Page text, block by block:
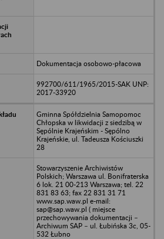
Dokumentacja osobowo-płacowa
992700/611/1965/2015-SAK UNP:
2017-33920
Gminna Spółdzielnia Samopomoc
Chłopska w likwidacji z siedzibą w
Sępólnie Krajeńskim - Sępólno
Krajeńskie, ul. Tadeusza Kościuszki
28
Stowarzyszenie Archiwistów
Polskich; Warszawa ul. Bonifraterska
6 lok. 21 00-213 Warszawa; tel. 22
831 83 63; fax 22 831 31 71
www.sap.waw.pl e-mail:
sap@sap.waw.pl ( miejsce
przechowywania dokumentacji –
Archiwum SAP – ul. Łubińska 3c, 05-
532 Łubno